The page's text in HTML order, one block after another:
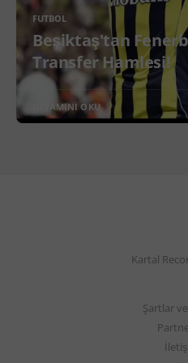
FUTBOL
Beşiktaş'tan
Transfer Hamlesi!
DEVAMINI OKU
Kartal
Şartlar